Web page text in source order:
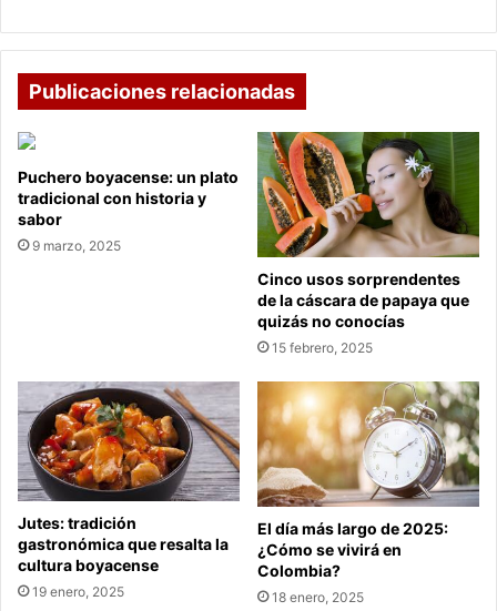
Publicaciones relacionadas
Puchero boyacense: un plato
tradicional con historia y
sabor
9 marzo, 2025
Cinco usos sorprendentes
de la cáscara de papaya que
quizás no conocías
15 febrero, 2025
Jutes: tradición
gastronómica que resalta la
cultura boyacense
19 enero, 2025
El día más largo de 2025:
¿Cómo se vivirá en
Colombia?
18 enero, 2025